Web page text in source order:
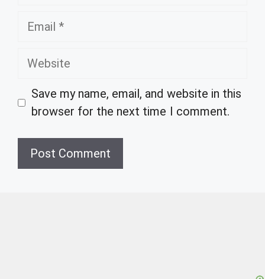
Email
Website
Save my name, email, and website in this
browser for the next time I comment.